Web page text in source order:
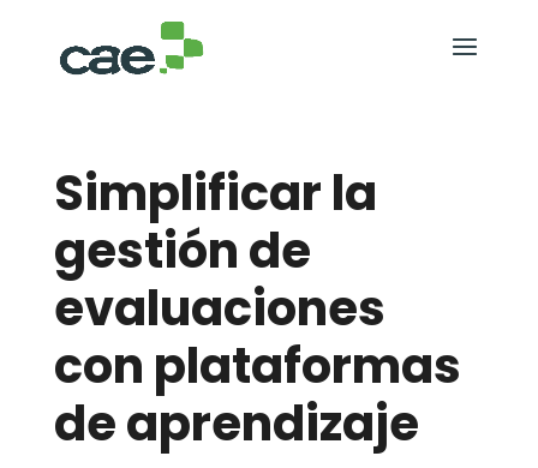
Simplificar la
gestión de
evaluaciones
con plataformas
de aprendizaje